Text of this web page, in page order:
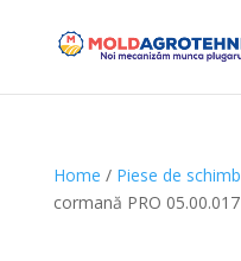
Home / Piese de schimb
cormană PRO 05.00.017